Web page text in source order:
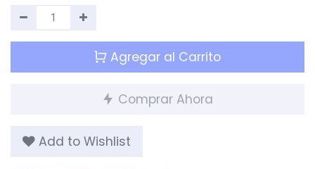
Agregar al Carrito
Comprar Ahora
Add to Wishlist